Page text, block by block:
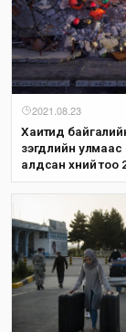
2021.08.23
Хаитид
үзэгдлийн
алдсан хүний тоо
давжээ